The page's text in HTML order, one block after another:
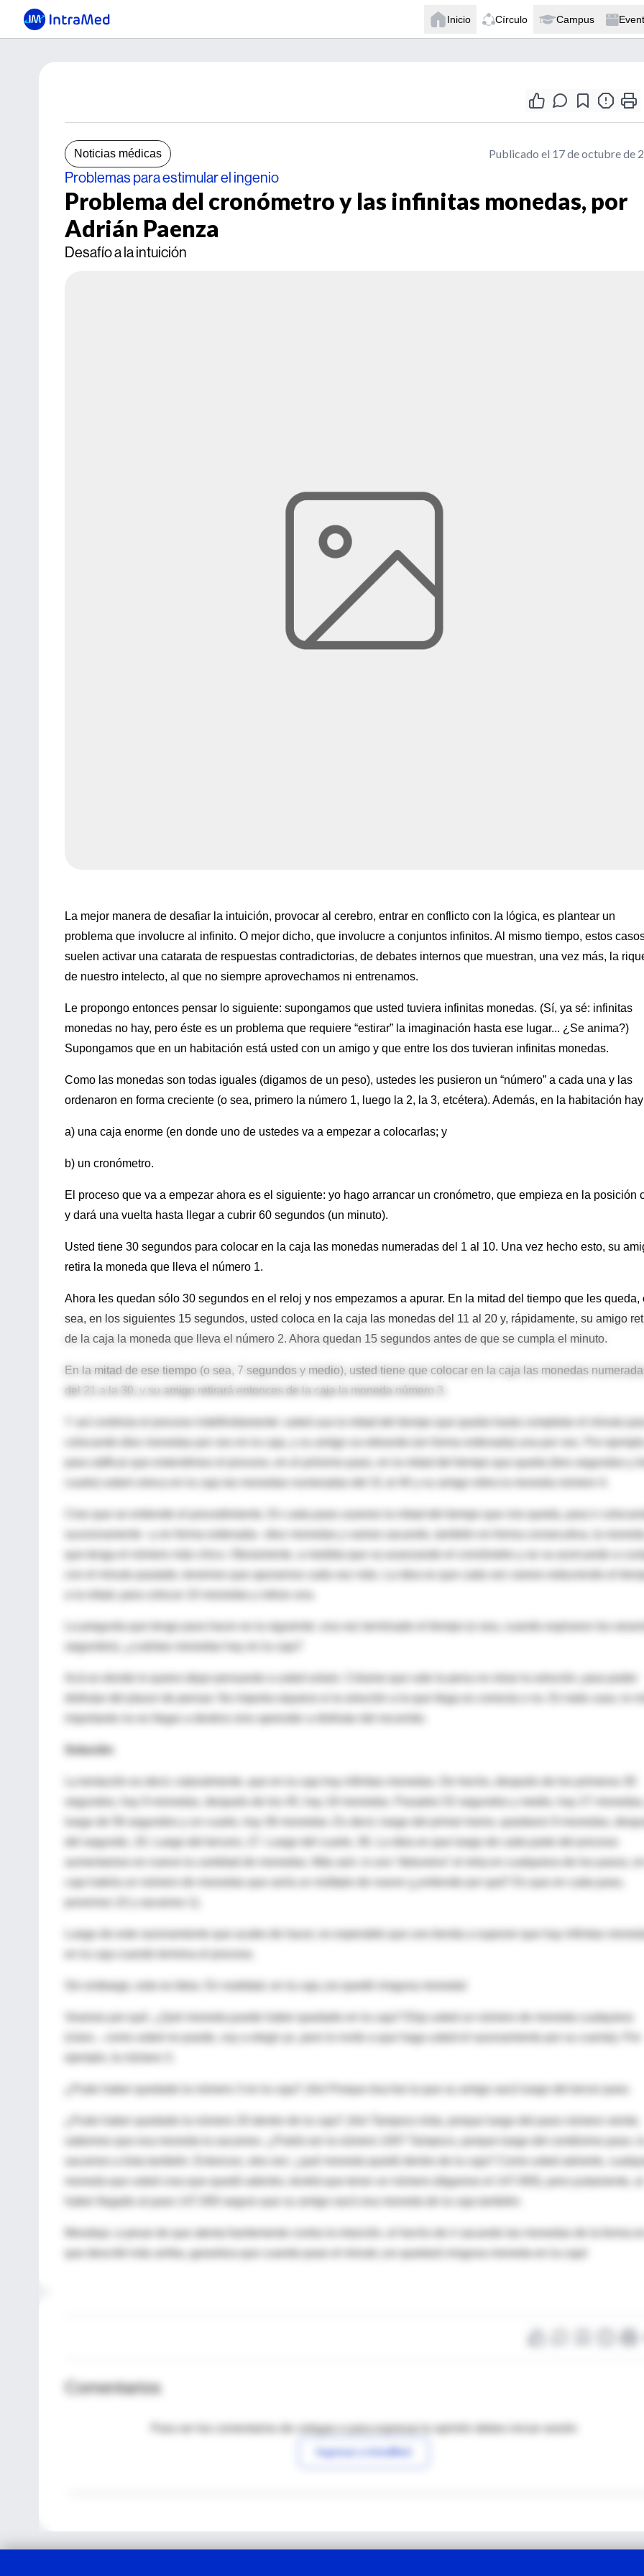
Inicio Círculo Campus
Noticias médicas Publicado el 17 de octubre de
Problemas para estimular el ingenio
Problema del cronómetro y las infinitas monedas, por
Adrián Paenza
Desafío a la intuición
La mejor manera de desafiar la intuición, provocar al cerebro, entrar en conflicto con la lógica, es plantear un
problema que involucre al infinito. O mejor dicho, que involucre a conjuntos infinitos. Al mismo tiempo, estos
suelen activar una catarata de respuestas contradictorias, de debates internos que muestran, una vez más, la
de nuestro intelecto, al que no siempre aprovechamos ni entrenamos.
Le propongo entonces pensar lo siguiente: supongamos que usted tuviera infinitas monedas. (Sí, ya sé: infinitas
monedas no hay, pero éste es un problema que requiere “estirar” la imaginación hasta ese lugar... ¿Se anima?)
Supongamos que en un habitación está usted con un amigo y que entre los dos tuvieran infinitas monedas.
Como las monedas son todas iguales (digamos de un peso), ustedes les pusieron un “número” a cada una y las
ordenaron en forma creciente (o sea, primero la número 1, luego la 2, la 3, etcétera). Además, en la habitación
a) una caja enorme (en donde uno de ustedes va a empezar a colocarlas; y
b) un cronómetro.
El proceso que va a empezar ahora es el siguiente: yo hago arrancar un cronómetro, que empieza en la posición
y dará una vuelta hasta llegar a cubrir 60 segundos (un minuto).
Usted tiene 30 segundos para colocar en la caja las monedas numeradas del 1 al 10. Una vez hecho esto, su
retira la moneda que lleva el número 1.
Ahora les quedan sólo 30 segundos en el reloj y nos empezamos a apurar. En la mitad del tiempo que les queda,
sea, en los siguientes 15 segundos, usted coloca en la caja las monedas del 11 al 20 y, rápidamente, su amigo
de la caja la moneda que lleva el número 2. Ahora quedan 15 segundos antes de que se cumpla el minuto.
En la mitad de ese tiempo (o sea, 7 segundos y medio), usted tiene que colocar en la caja las monedas
del 21 a la 30, y su amigo retirará entonces de la caja la moneda número 3.
Y así continúa el proceso indefinidamente: usted usa la mitad del tiempo que queda hasta completar el minuto
colocando diez monedas por vez en la caja, y su amigo va retirando (en forma ordenada) una por vez. Por
para ratificar que entendimos el proceso, en el próximo paso, en la mitad del tiempo que queda (tres segundos y
cuarto) usted coloca en la caja las monedas numeradas del 31 al 40 y su amigo retira la moneda número 4.
Creo que se entiende el procedimiento. En cada paso usamos la mitad del tiempo que nos queda, para ir
que tenga el número más chico. Obviamente, a medida que va avanzando el cronómetro y se va acercando a
con el minuto pautado, tenemos que apurarnos cada vez más. La idea es que cada vez vamos reduciendo el
La pregunta que tengo para hacer es la siguiente: una vez terminado el tiempo (o sea, cuando expiraron los
segundos), ¿cuántas monedas hay en la caja?
disfrutar del placer de pensar. No importa siquiera si la solución a la que llega es correcta o no. En todo caso, lo
importante no es llegar a destino sino aprender a disfrutar del recorrido.
Solución
La tentación es decir, naturalmente, que en la caja hay infinitas monedas. De hecho, después de los primeros 30
segundos, hay 9 monedas, después de los 45, hay 18 monedas. Pasados 52 segundos y medio, hay 27 monedas,
luego de 56 segundos y un cuarto, hay 36 monedas. Es decir, luego del primer tramo, quedaron 9 monedas,
del segundo, 18. Luego del tercero, 27. Luego del cuarto, 36. La idea es que luego de cada parte del proceso
caja habría un número de monedas que sería un múltiplo de nueve (¿entiende por qué? Es que en cada paso,
Luego de este razonamiento que acabo de hacer, es esperable que uno tienda a suponer que hay infinitas
en la caja cuando termina el proceso.
Sin embargo, esto es falso. En realidad, en la caja ¡no quedó ninguna moneda!
Veamos por qué. ¿Qué moneda puede haber quedado en la caja? Elija usted un número de moneda cualquiera
(claro... como usted no puede, voy a elegir yo, pero lo invito a que haga usted el razonamiento por su cuenta). Por
¿Pudo haber quedado la número 3 en la caja? ¡No! Porque ésa fue la que su amigo sacó luego del tercer paso.
¿Pudo haber quedado la número 20 dentro de la caja? ¡No! Tampoco ésta, porque luego del paso número veinte,
sabemos que esa moneda la sacamos. ¿Podrá ser la número 100? Tampoco, porque luego del centésimo paso, la
sacamos a ésta también. Entonces, otra vez: ¿qué moneda quedó dentro de la caja? Como usted advierte,
moneda que usted crea que quedó adentro, tendrá que tener un número (digamos el 147.000), pero justamente, al
haber llegado al paso 147.000 seguro que su amigo sacó esa moneda de la caja también.
que describí más arriba, garantiza que cuando pase el minuto ¡no quedará ninguna moneda en la caja!
Comentarios
Para ver los comentarios de colegas o para expresar tu opinión debes iniciar sesión
Ingresar a IntraMed